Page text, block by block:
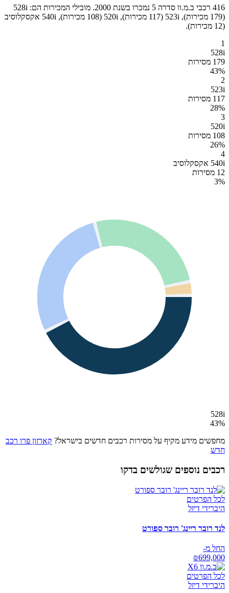
416 רכבי ב.מ.וו סדרה 5 נמכרו בשנת 2000. מובילי המכירות הם: 528i
(179 מכירות), 523i (117 מכירות), 520i (108 מכירות), 540i אקסקלוסיב
(12 מכירות).
1
528i
179 מסירות
43%
2
523i
117 מסירות
28%
3
520i
108 מסירות
26%
4
540i אקסקלוסיב
12 מסירות
3%
528i
43%
מחפשים מידע מקיף על מסירות רכבים חדשים בישראל? קארזון פרו רכב
חדש
רכבים נוספים שגולשים בדקו
לכל הפרטים
היברידי דיזל
לנד רובר ריינג' רובר ספורט
החל מ-
₪699,000
לכל הפרטים
היברידי דיזל